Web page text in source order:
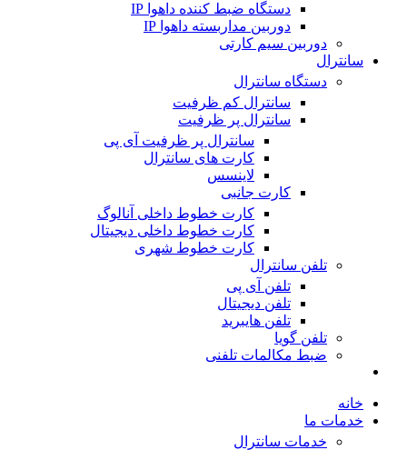
دستگاه ضبط کننده داهوا IP
دوربین مداربسته داهوا IP
دوربین سیم کارتی
سانترال
دستگاه سانترال
سانترال کم ظرفیت
سانترال پر ظرفیت
سانترال پر ظرفیت آی پی
کارت های سانترال
لاینسس
کارت جانبی
کارت خطوط داخلی آنالوگ
کارت خطوط داخلی دیجیتال
کارت خطوط شهری
تلفن سانترال
تلفن آی پی
تلفن دیجیتال
تلفن هایبرید
تلفن گویا
ضبط مکالمات تلفنی
خانه
خدمات ما
خدمات سانترال